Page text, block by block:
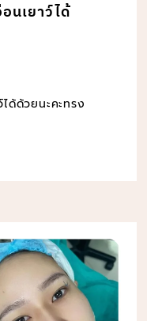
นเยาว์ได้
ด้ด้วยนะคะทรง